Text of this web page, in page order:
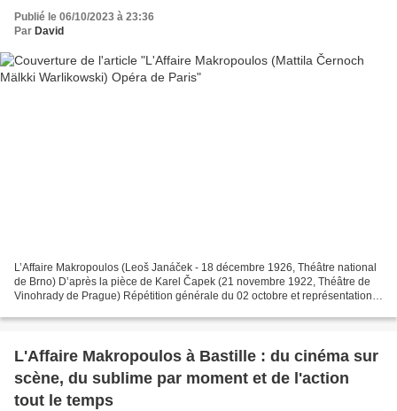
Publié le 06/10/2023 à 23:36
Par David
L’Affaire Makropoulos (Leoš Janáček - 18 décembre 1926, Théâtre national
de Brno) D’après la pièce de Karel Čapek (21 novembre 1922, Théâtre de
Vinohrady de Prague) Répétition générale du 02 octobre et représentations
L'Affaire Makropoulos à Bastille : du cinéma sur
scène, du sublime par moment et de l'action
tout le temps